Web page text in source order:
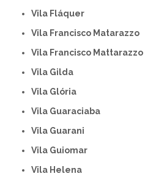
Vila Fláquer
Vila Francisco Matarazzo
Vila Francisco Mattarazzo
Vila Gilda
Vila Glória
Vila Guaraciaba
Vila Guarani
Vila Guiomar
Vila Helena